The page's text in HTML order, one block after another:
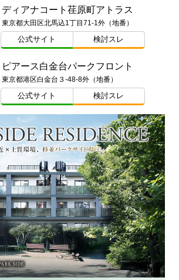
ディアナコート荏原町アトラス
東京都大田区北馬込1丁目71-1外（地番）
公式サイト 検討スレ
ピアース白金台パークフロント
東京都港区白金台３-48-8外（地番）
公式サイト 検討スレ